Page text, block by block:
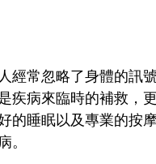
經常忽略了身體的訊
疾病來臨時的補救，
的睡眠以及專業的按
。